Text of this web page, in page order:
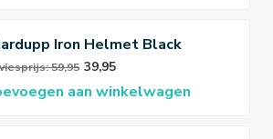
Iron Helmet Black
59,95 39,95
aan winkelwagen